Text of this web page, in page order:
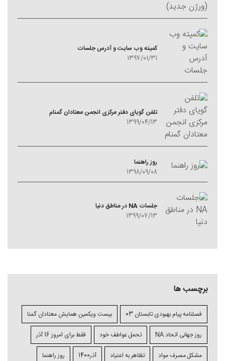
کمیته وب سایت و آدرس جلسات
1397/01/31
تلفن گویای دفتر مرکزی انجمن معتادان گمنام
1399/04/13
روز راهنما
1398/09/08
جلسات NA در مناطق دنیا
1399/07/13
برچسب ها
فصلنامه پیام بهبودی تابستان 03 بیست ویکمین همایش معتادان گمنا
روز جهانی اتحاد NA تحمل عواطف خود فقط برای امروز 16 آذر
مشکل مصرف مواد تظاهر به اعتیاد آذر1400 روز راهنما